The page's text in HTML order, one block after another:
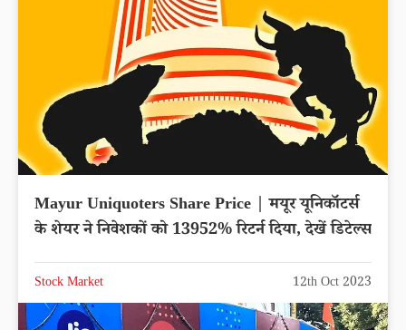
Mayur Uniquoters Share Price | मयूर यूनिकॉटर्स
के शेयर ने निवेशकों को 13952% रिटर्न दिया, देखें डिटेल्स
Stock Market 12th Oct 2023